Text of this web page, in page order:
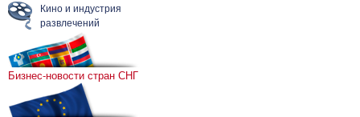
Кино и индустрия
развлечений
Бизнес-новости стран СНГ